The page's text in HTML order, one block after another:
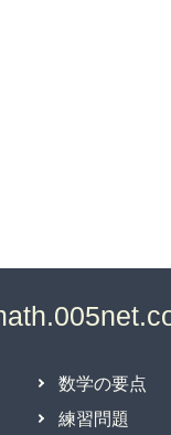
数学の要点
練習問題